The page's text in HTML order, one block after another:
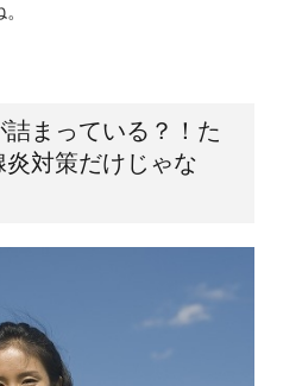
まっている？！た
対策だけじゃな